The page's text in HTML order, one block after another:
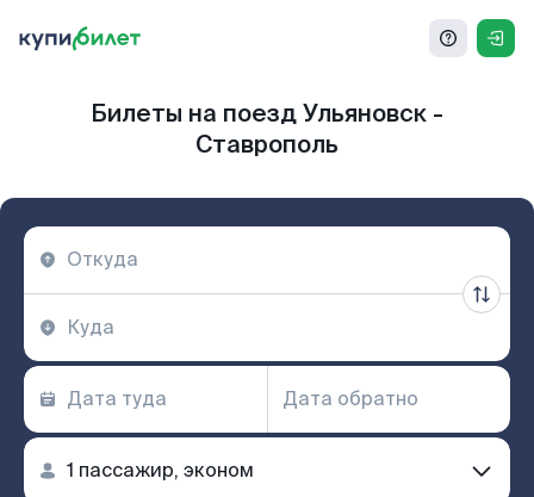
Билеты на поезд Ульяновск -
Ставрополь